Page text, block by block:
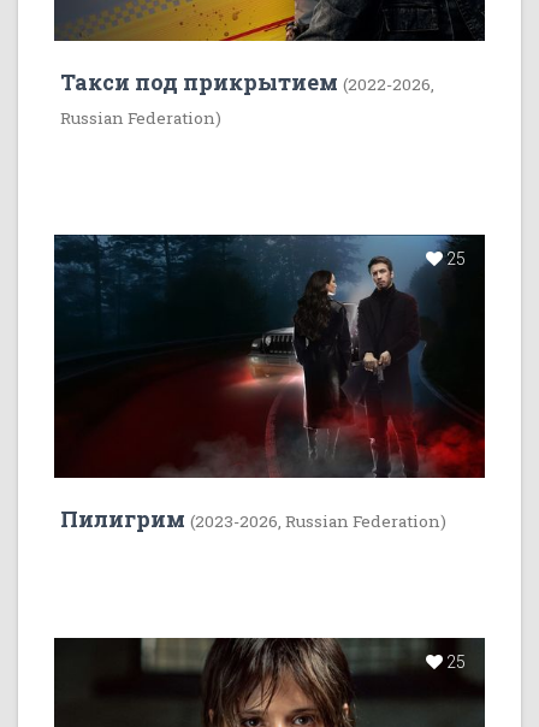
Такси под прикрытием (2022-2026,
Russian Federation)
25
Пилигрим (2023-2026, Russian Federation)
25